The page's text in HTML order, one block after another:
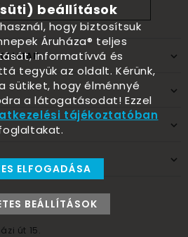
út 15.
beállítások
hogy biztosítsuk
Áruháza® teljes
informatívvá és
tegyük az oldalt. Kérünk,
sütiket, hogy élménnyé
a látogatásodat! Ezzel
tájékoztatóban
ELFOGADÁSA
BEÁLLÍTÁSOK